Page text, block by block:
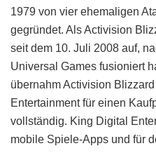
1979 von vier ehemaligen
gegründet. Als Activision
seit dem 10. Juli 2008 auf,
Universal Games fusioniert
übernahm Activision
Entertainment für einen
vollständig. King Digital
mobile Spiele-Apps und für